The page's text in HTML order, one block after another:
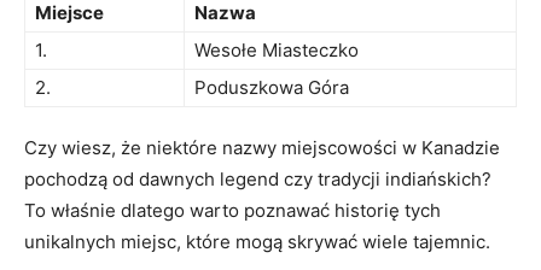
Miejsce
Nazwa
1.
Wesołe Miasteczko
2.
Poduszkowa⁣ Góra
Czy wiesz, że niektóre nazwy miejscowości w Kanadzie‌
pochodzą od dawnych‍ legend czy tradycji ‌indiańskich?
To właśnie⁤ dlatego warto poznawać historię‍ tych
unikalnych ⁤miejsc, które mogą⁢ skrywać wiele⁢ tajemnic.